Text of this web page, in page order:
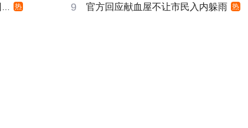
热 9 官方回应献血屋不让市民入内躲雨 热